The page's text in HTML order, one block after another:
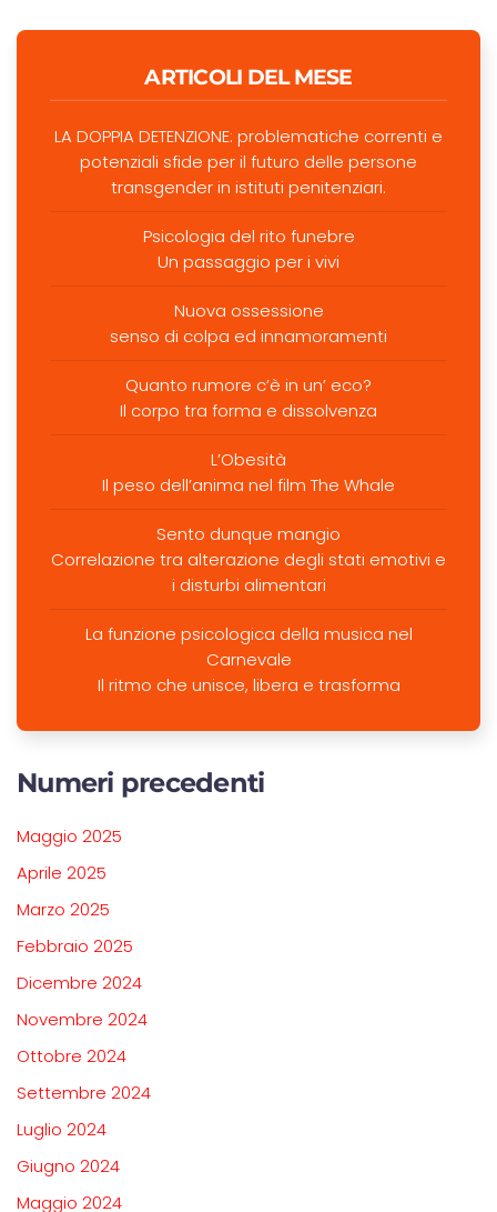
ARTICOLI DEL MESE
LA DOPPIA DETENZIONE: problematiche correnti e
potenziali sfide per il futuro delle persone
transgender in istituti penitenziari.
Psicologia del rito funebre
Un passaggio per i vivi
Nuova ossessione
senso di colpa ed innamoramenti
Quanto rumore c’è in un’ eco?
Il corpo tra forma e dissolvenza
L’Obesità
Il peso dell’anima nel film The Whale
Sento dunque mangio
Correlazione tra alterazione degli stati emotivi e
i disturbi alimentari
La funzione psicologica della musica nel
Carnevale
Il ritmo che unisce, libera e trasforma
Numeri precedenti
Maggio 2025
Aprile 2025
Marzo 2025
Febbraio 2025
Dicembre 2024
Novembre 2024
Ottobre 2024
Settembre 2024
Luglio 2024
Giugno 2024
Maggio 2024